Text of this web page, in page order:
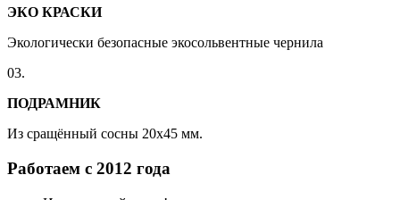
ЭКО КРАСКИ
Экологически безопасные экосольвентные чернила
03.
ПОДРАМНИК
Из сращённый сосны 20x45 мм.
Работаем с 2012 года